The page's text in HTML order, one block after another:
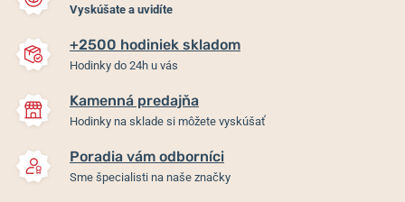
Vyskúšate a uvidíte
+2500 hodiniek skladom
Hodinky do 24h u vás
Kamenná predajňa
Hodinky na sklade si môžete vyskúšať
Poradia vám odborníci
Sme špecialisti na naše značky